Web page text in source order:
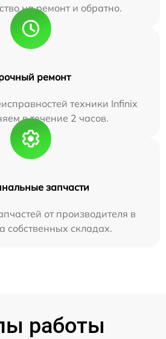
на ремонт и обратно.
ремонт
техники Infinix
в течение 2 часов.
запчасти
от производителя в
собственных складах.
работы